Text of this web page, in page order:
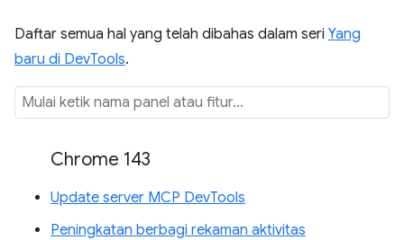
Daftar semua hal yang telah dibahas dalam seri Yang
baru di DevTools.
Chrome 143
Update server MCP DevTools
Peningkatan berbagi rekaman aktivitas